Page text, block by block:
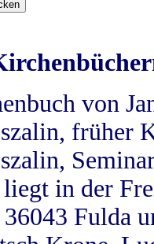
von
früher
in der
Fulda